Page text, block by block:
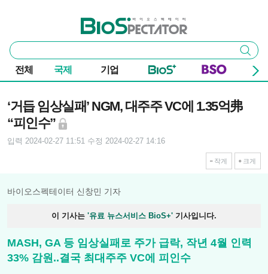
바이오스펙테이터
통
합
검
색
검색
전체 국제 기업
‘거듭 임상실패’ NGM, 대주주 VC에 1.35억弗
“피인수”
입력 2024-02-27 11:51 수정 2024-02-27 14:16
작게 크게
바이오스펙테이터 신창민 기자
이 기사는 '유료 뉴스서비스 BioS+' 기사입니다.
MASH, GA 등 임상실패로 주가 급락, 작년 4월 인력
33% 감원..결국 최대주주 VC에 피인수